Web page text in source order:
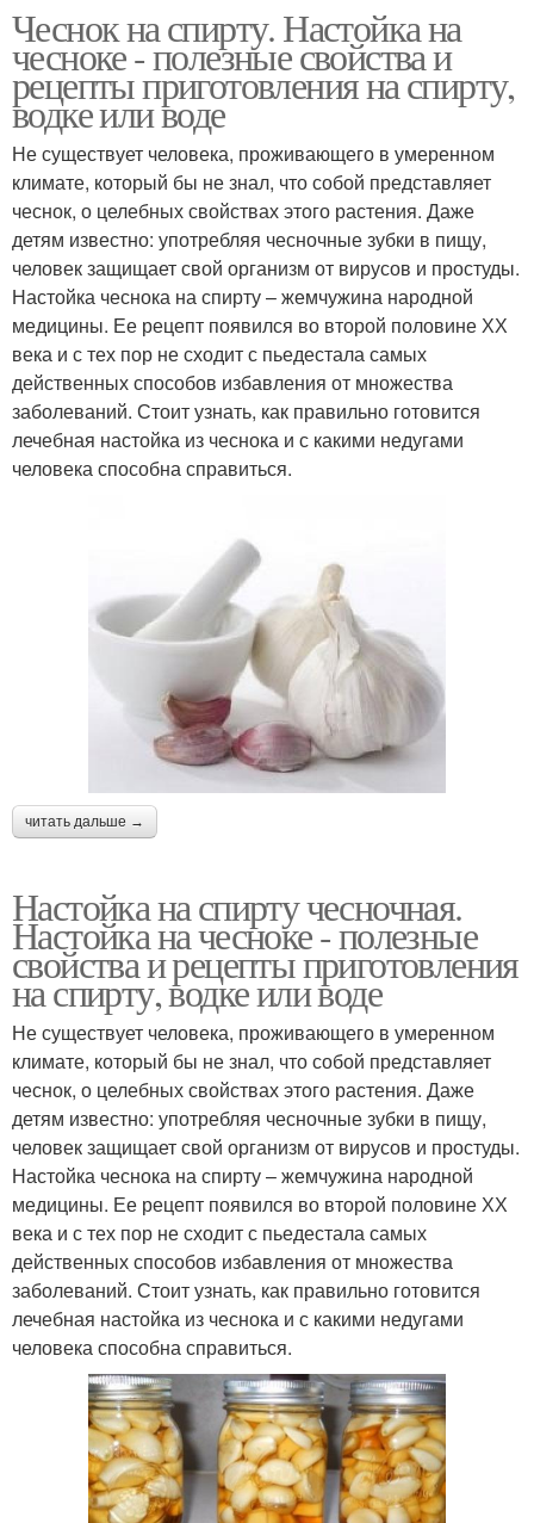
Чеснок на спирту. Настойка на
чесноке - полезные свойства и
рецепты приготовления на спирту,
водке или воде
Не существует человека, проживающего в умеренном
климате, который бы не знал, что собой представляет
чеснок, о целебных свойствах этого растения. Даже
детям известно: употребляя чесночные зубки в пищу,
человек защищает свой организм от вирусов и простуды.
Настойка чеснока на спирту – жемчужина народной
медицины. Ее рецепт появился во второй половине ХХ
века и с тех пор не сходит с пьедестала самых
действенных способов избавления от множества
заболеваний. Стоит узнать, как правильно готовится
лечебная настойка из чеснока и с какими недугами
человека способна справиться.
читать дальше →
Настойка на спирту чесночная.
Настойка на чесноке - полезные
свойства и рецепты приготовления
на спирту, водке или воде
Не существует человека, проживающего в умеренном
климате, который бы не знал, что собой представляет
чеснок, о целебных свойствах этого растения. Даже
детям известно: употребляя чесночные зубки в пищу,
человек защищает свой организм от вирусов и простуды.
Настойка чеснока на спирту – жемчужина народной
медицины. Ее рецепт появился во второй половине ХХ
века и с тех пор не сходит с пьедестала самых
действенных способов избавления от множества
заболеваний. Стоит узнать, как правильно готовится
лечебная настойка из чеснока и с какими недугами
человека способна справиться.